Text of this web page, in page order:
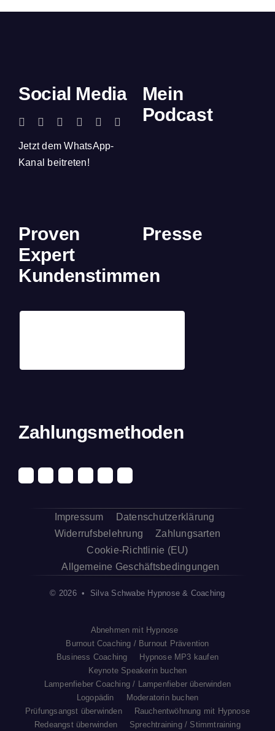
Social Media
Jetzt dem WhatsApp-
Kanal beitreten!
Mein
Podcast
Proven
Expert
Kundenstimmen
Presse
Zahlungsmethoden
Impressum
Datenschutzerklärung
Widerrufsbelehrung
Zahlungsarten
Cookie-Richtlinie (EU)
Allgemeine Geschäftsbedingungen
© 2026 • Silva Schwabe Hypnose & Coaching
Abnehmen mit Hypnose
Burnout Coaching / Burnout Prävention
Business Coaching
Hypnose MP3 kaufen
Keynote Speakerin buchen
Lampenfieber Coaching / Lampenfieber überwinden
Logopädin
Moderatorin buchen
Prüfungsangst überwinden
Rauchentwöhnung mit Hypnose
Redeangst überwinden
Sprechtraining / Stimmtraining